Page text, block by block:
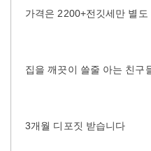
가격은 2200+전깃세만 별도
집을 깨끗이 쓸줄 아는 친구
3개월 디포짓 받습니다